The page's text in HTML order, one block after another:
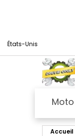
États-Unis
Moto
Accueil